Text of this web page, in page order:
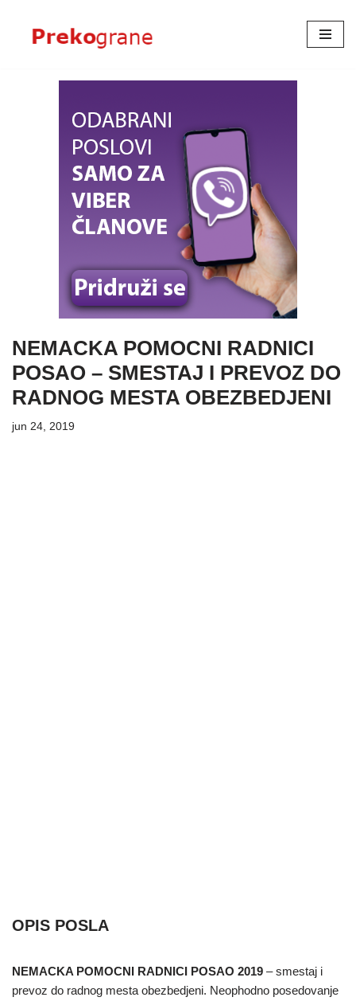
Skoči
NEMACKA POMOCNI RADNICI
POSAO – SMESTAJ I PREVOZ DO
RADNOG MESTA OBEZBEDJENI
jun 24, 2019
OPIS POSLA
NEMACKA POMOCNI RADNICI POSAO 2019 – smestaj i
prevoz do radnog mesta obezbedjeni. Neophodno posedovanje